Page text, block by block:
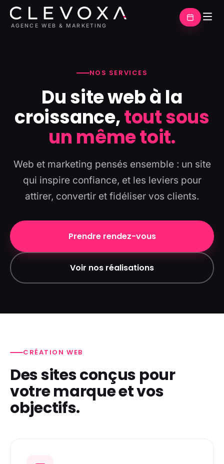
AGENCE WEB & MARKETING
NOS SERVICES
Du site web à la
croissance,tout sous
un même toit.
Web et marketing pensés ensemble : un site
qui inspire confiance, et les leviers pour
attirer, convertir et fidéliser vos clients.
Prendre rendez-vous
Voir nos réalisations
CRÉATION WEB
Des sites conçus pour
votre marque et vos
objectifs.